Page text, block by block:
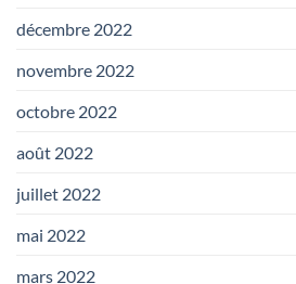
décembre 2022
novembre 2022
octobre 2022
août 2022
juillet 2022
mai 2022
mars 2022